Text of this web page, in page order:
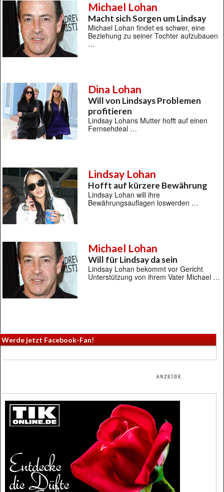
Michael Lohan
Macht sich Sorgen um Lindsay
Michael Lohan findet es schwer, eine
Beziehung zu seiner Tochter aufzubauen
…
Dina Lohan
Will von Lindsays Problemen
profitieren
Lindsay Lohans Mutter hofft auf einen
Fernsehdeal …
Lindsay Lohan
Hofft auf kürzere Bewährung
Lindsay Lohan will ihre
Bewährungsauflagen loswerden …
Michael Lohan
Will für Lindsay da sein
Lindsay Lohan bekommt vor Gericht
Unterstützung von ihrem Vater Michael …
Werde jetzt Facebook-Fan!